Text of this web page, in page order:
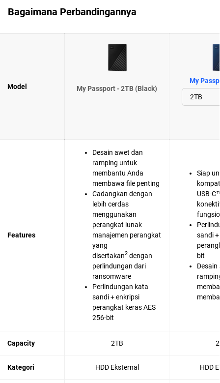
Bagaimana Perbandingannya
Model My Passport - 2TB (Black)
My
Features
Desain awet dan
ramping untuk
membantu Anda
membawa file penting
Cadangkan dengan
lebih cerdas
menggunakan
perangkat lunak
manajemen perangkat
yang
disertakan2 dengan
perlindungan dari
ransomware
Perlindungan kata
sandi + enkripsi
perangkat keras AES
256-bit
Siap
USB-
sandi
bit
Desain
Capacity 2TB
Kategori HDD Eksternal HDD